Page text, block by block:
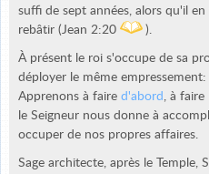
suffi de sept années, alors qu'il
rebâtir (Jean 2:20
).
À présent le roi s'occupe de sa
déployer le même empressement:
Apprenons à faire d'abord , à faire
le Seigneur nous donne à
occuper de nos propres affaires.
Sage architecte, après le